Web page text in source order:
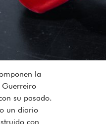
la
Guerreiro
su pasado.
un diario